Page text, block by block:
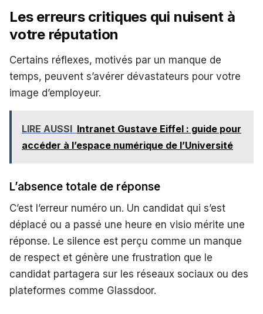
Les erreurs critiques qui nuisent à
votre réputation
Certains réflexes, motivés par un manque de
temps, peuvent s’avérer dévastateurs pour votre
image d’employeur.
LIRE AUSSI Intranet Gustave Eiffel : guide pour
accéder à l’espace numérique de l’Université
L’absence totale de réponse
C’est l’erreur numéro un. Un candidat qui s’est
déplacé ou a passé une heure en visio mérite une
réponse. Le silence est perçu comme un manque
de respect et génère une frustration que le
candidat partagera sur les réseaux sociaux ou des
plateformes comme Glassdoor.